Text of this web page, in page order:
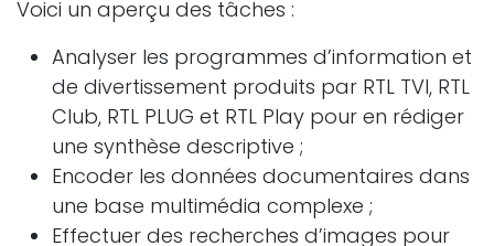
Voici un aperçu des tâches :
Analyser les programmes d’information et
de divertissement produits par RTL TVI, RTL
Club, RTL PLUG et RTL Play pour en rédiger
une synthèse descriptive ;
Encoder les données documentaires dans
une base multimédia complexe ;
Effectuer des recherches d’images pour